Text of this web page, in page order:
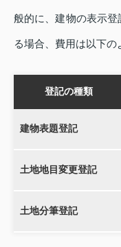
般的に、建物の表示
る場合、費用は以下の
登記の種類
建物表題登記
土地地目変更登記
土地分筆登記